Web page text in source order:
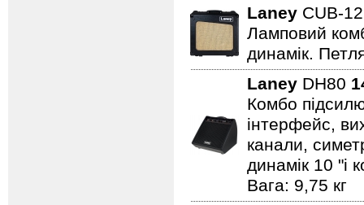
Laney CUB-
Ламповий
динамік.
Laney DH80
Комбо
інтерфейс,
канали,
динамік 10 "і
Вага: 9,75 кг